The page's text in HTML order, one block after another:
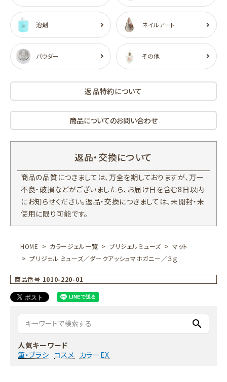
溶剤 ネイルアート
パウダー その他
返品特約について
商品についてのお問い合わせ
返品・交換について
商品の品質につきましては、万全を期しておりますが、万一
不良・破損などがございましたら、お届け日を含む8日以内
にお知らせください。返品・交換につきましては、未開封・未
使用に限り可能です。
HOME カラージェル一覧 プリジェルミューズ
マット
プリジェル ミューズ／ダークアッシュマホガニー／３ｇ
商品番号 1010-220-01
search
人気キーワード
筆・ブラシ コスメ カラーEX